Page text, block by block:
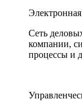
Сеть
компании,
процессы и